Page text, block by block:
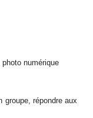
numérique
groupe, répondre aux